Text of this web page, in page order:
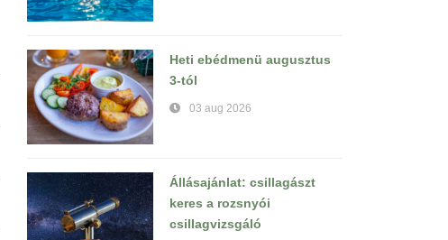
Heti ebédmenü augusztus
3-tól
03 aug 2026
Állásajánlat: csillagászt
keres a rozsnyói
csillagvizsgáló